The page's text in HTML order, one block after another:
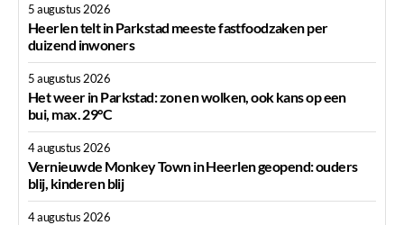
5 augustus 2026
Heerlen telt in Parkstad meeste fastfoodzaken per
duizend inwoners
5 augustus 2026
Het weer in Parkstad: zon en wolken, ook kans op een
bui, max. 29°C
4 augustus 2026
Vernieuwde Monkey Town in Heerlen geopend: ouders
blij, kinderen blij
4 augustus 2026